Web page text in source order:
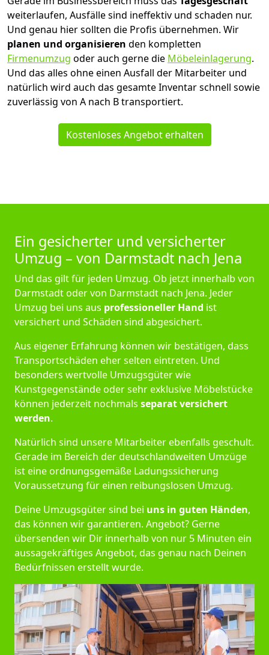
weiterlaufen, Ausfälle sind ineffektiv und schaden nur.
Und genau hier sollten die Profis übernehmen. Wir
planen und organisieren den kompletten
Firmenumzug oder auch gerne die Möbeleinlagerung.
Und das alles ohne einen Ausfall der Mitarbeiter und
natürlich wird auch das gesamte Inventar schnell sowie
zuverlässig von A nach B transportiert.
Kostenloses Angebot erhalten
Ein gesicherter und versicherter
Umzug – von Darmstadt nach Jena
Und das gilt für jeden Umzug. Ob jetzt innerhalb von
Darmstadt oder von Darmstadt nach Jena. Jeder
Umzug bei uns aus professioneller Hand ist
versichert und Schäden sind abgesichert.
Aus eigener Erfahrung können wir bestätigen, dass
Transportschäden eher selten eintreten. Und
besonders wertvolle Umzugsgüter wie
Kunstgegenstände oder sehr exklusive Möbelstücke
können jederzeit nochmals separat versichert
werden.
Natürlich sind unsere Mitarbeiter ebenfalls geschult.
Gerade im Bereich der deutschlandweiten Umzüge
ist eine ordnungsgemäße Ladungssicherung
Voraussetzung für einen reibungslosen Umzug.
Deine Umzugsgüter sind bei uns in guten Händen,
das können wir garantieren. Angebot? Gerne
übersenden wir Dir innerhalb von nur 5 Minuten ein
aussagekräftiges Angebot, das genau nach Deinen
Bedürfnissen erstellt wurde.